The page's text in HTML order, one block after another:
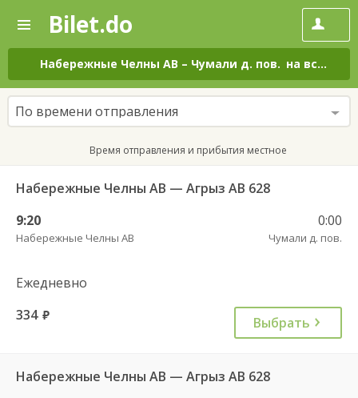
—
Поиск
и
покупка
билетов
на
автобус
онлайн
Bilet.do
Набережные Челны АВ – Чумали д. пов. на все дни
По времени отправления
Время отправления и прибытия местное
Набережные Челны АВ — Агрыз АВ 628
9:20
Набережные Челны АВ
0:00
Чумали д. пов.
Ежедневно
334 руб. Выбрать
Набережные Челны АВ — Агрыз АВ 628